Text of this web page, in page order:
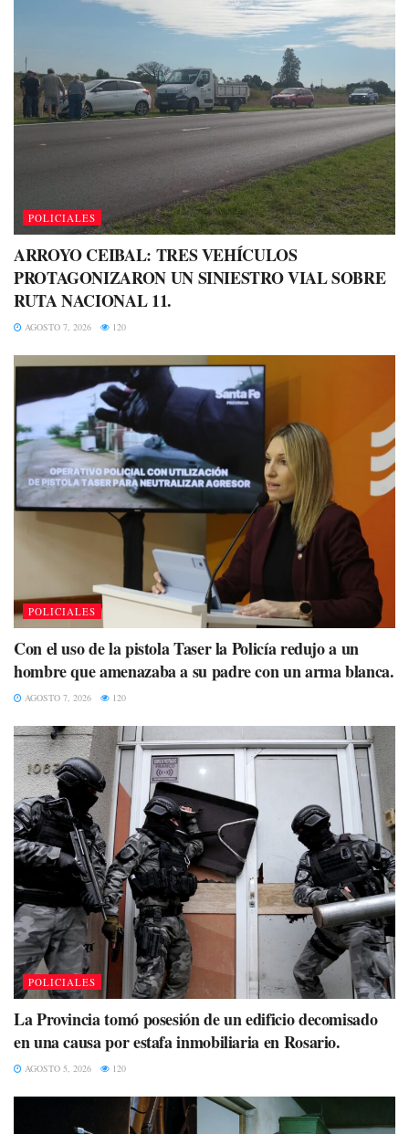
POLICIALES
ARROYO CEIBAL: TRES VEHÍCULOS
PROTAGONIZARON UN SINIESTRO VIAL SOBRE
RUTA NACIONAL 11.
AGOSTO 7, 2026 120
POLICIALES
Con el uso de la pistola Taser la Policía redujo a un
hombre que amenazaba a su padre con un arma blanca.
AGOSTO 7, 2026 120
POLICIALES
La Provincia tomó posesión de un edificio decomisado
en una causa por estafa inmobiliaria en Rosario.
AGOSTO 5, 2026 120